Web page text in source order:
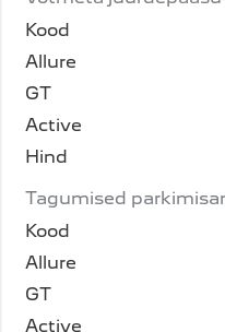
Tagumised